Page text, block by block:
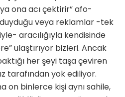
ona acı çektirir” afo­
veya reklamlar -tek
aracılığıyla kendisinde
ulaştırı­yor bizleri. Ancak
her şeyi taşa çeviren
tarafından yok ediliyor.
on binlerce kişi aynı sahile,